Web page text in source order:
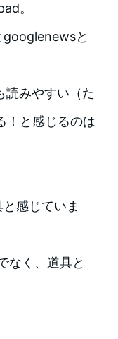
。
googlenewsと
読みやすい（た
！と感じるのは
感じていま
なく、道具と